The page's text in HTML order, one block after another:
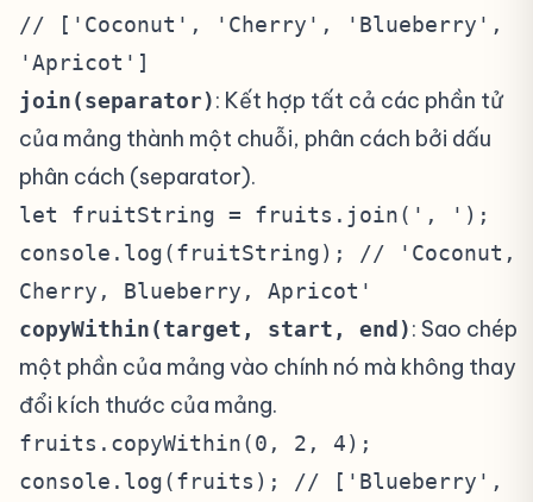
// ['Coconut', 'Cherry', 'Blueberry',
'Apricot']
join(separator): Kết hợp tất cả các phần tử
của mảng thành một chuỗi, phân cách bởi dấu
phân cách (separator).
let fruitString = fruits.join(', ');
console.log(fruitString); // 'Coconut,
Cherry, Blueberry, Apricot'
copyWithin(target, start, end): Sao chép
một phần của mảng vào chính nó mà không thay
đổi kích thước của mảng.
fruits.copyWithin(0, 2, 4);
console.log(fruits); // ['Blueberry',